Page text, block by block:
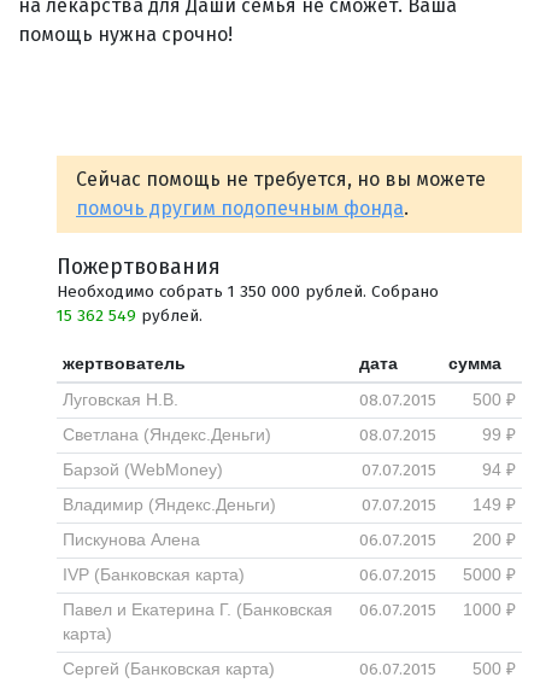
на лекарства для Даши семья не сможет. Ваша
помощь нужна срочно!
Сейчас помощь не требуется, но вы можете
помочь другим подопечным фонда.
Пожертвования
Необходимо собрать 1 350 000 рублей. Собрано
15 362 549 рублей.
жертвователь дата
сумма
Луговская Н.В.
08.07.2015
500 ₽
Светлана (Яндекс.Деньги)
08.07.2015
99 ₽
Барзой (WebMoney)
07.07.2015
94 ₽
Владимир (Яндекс.Деньги)
07.07.2015
149 ₽
Пискунова Алена
06.07.2015
200 ₽
IVP (Банковская карта)
06.07.2015
5000 ₽
Павел и Екатерина Г. (Банковская
карта)
06.07.2015 1000 ₽
Сергей (Банковская карта) 06.07.2015
500 ₽